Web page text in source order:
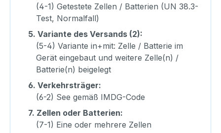
(4-1) Getestete Zellen / Batterien (UN 38.3-
Test, Normalfall)
5. Variante des Versands (2):
(5-4) Variante in+mit: Zelle / Batterie im
Gerät eingebaut und weitere Zelle(n) /
Batterie(n) beigelegt
6. Verkehrsträger:
(6-2) See gemäß IMDG-Code
7. Zellen oder Batterien:
(7-1) Eine oder mehrere Zellen